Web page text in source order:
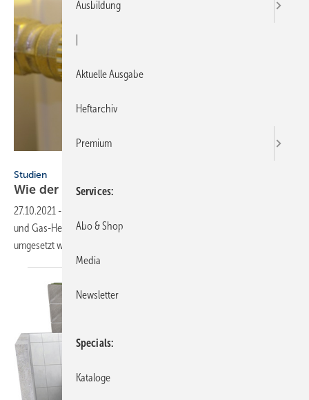
Joachim Lechner – stock.adobe.com
Studien
Wie der Wärmesektor in der EU CO
27.10.2021 -
und Gas-Heizungen abgeschaltet werden. Eine Studie zeigt, wie dies
umgesetzt werden
Ausbildung
Aktuelle Ausgabe
Heftarchiv
Premium
Services
Abo & Shop
Media
Newsletter
Specials
Kataloge